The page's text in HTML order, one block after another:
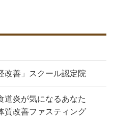
改善」スクール認定院
道炎が気になるあなた
質改善ファスティング